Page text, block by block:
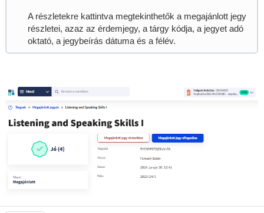
A részletekre kattintva megtekinthetők a megajánlott jegy
részletei, azaz az érdemjegy, a tárgy kódja, a jegyet adó
oktató, a jegybeírás dátuma és a félév.